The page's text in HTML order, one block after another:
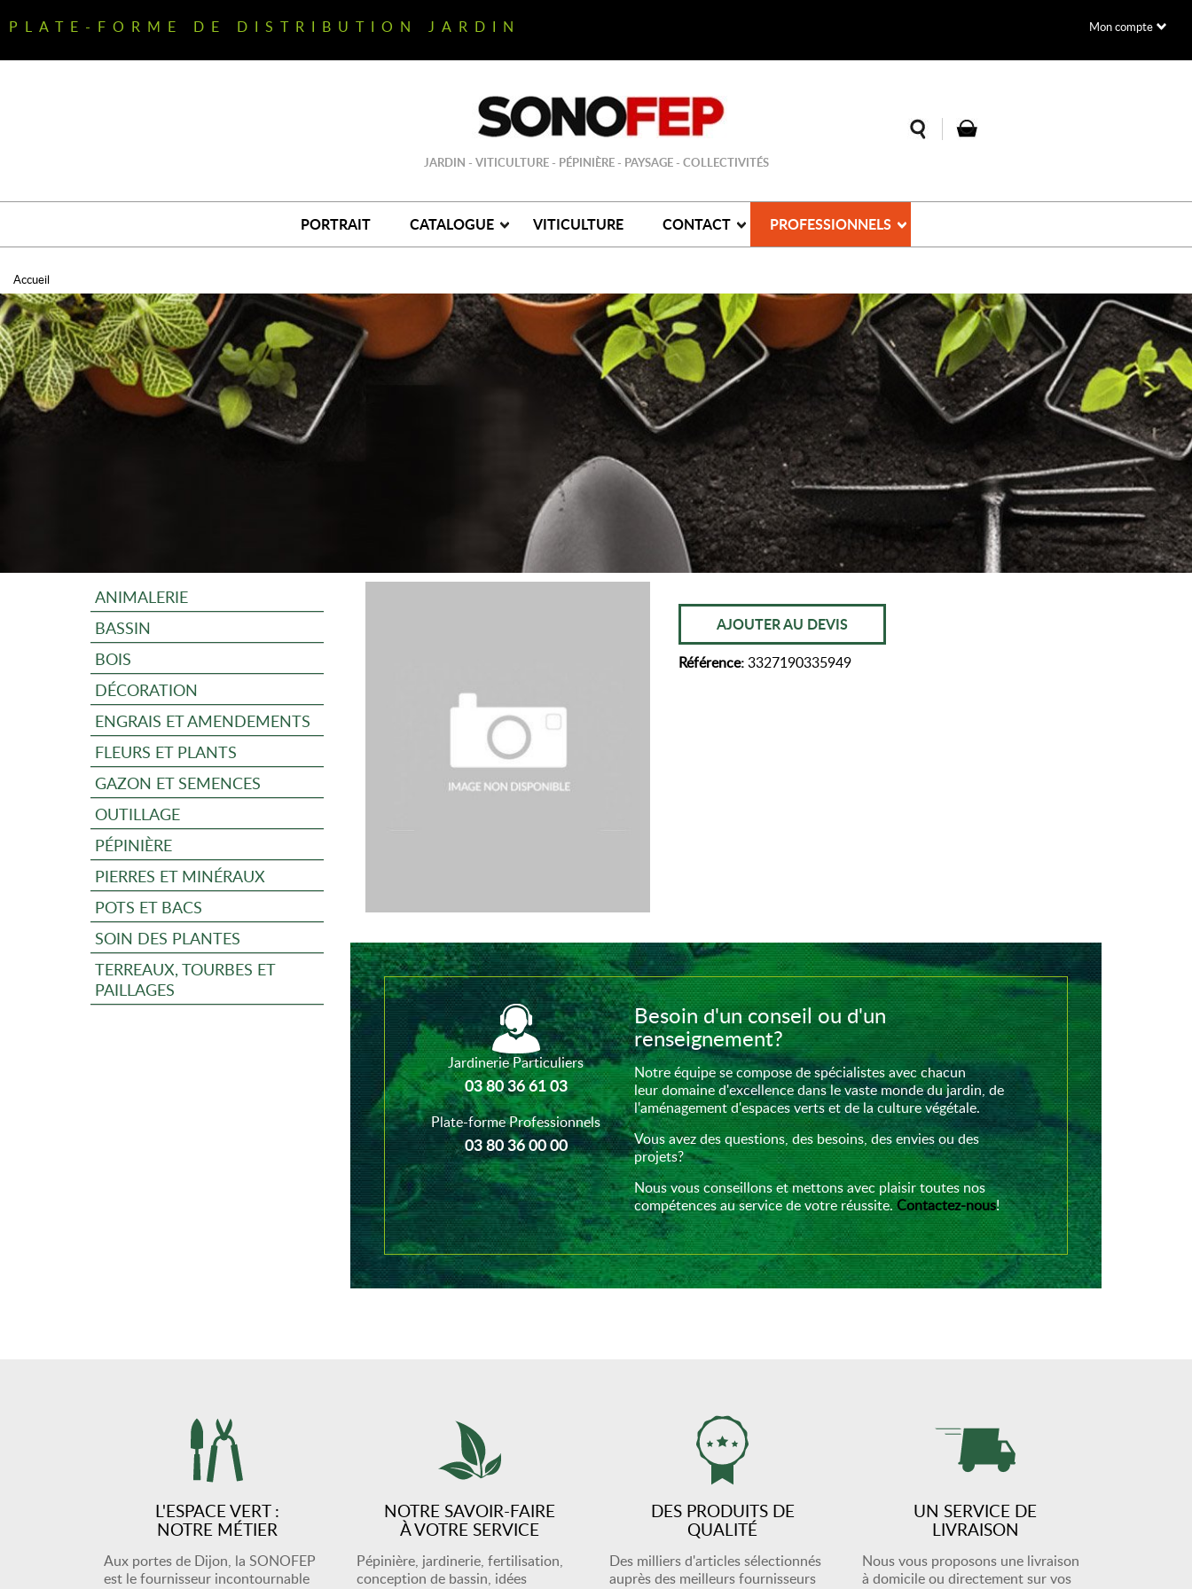
au
principal
PLATE-FORME DE DISTRIBUTION JARDIN Mon compte
JARDIN - VITICULTURE - PÉPINIÈRE - PAYSAGE - COLLECTIVITÉS
PORTRAIT CATALOGUE VITICULTURE CONTACT PROFESSIONNELS
Accueil
AJOUTER AU DEVIS
Référence:3327190335949
Jardinerie Particuliers
03 80 36 61 03
Plate-forme Professionnels
03 80 36 00 00
Besoin d'un conseil ou d'un
renseignement?
Notre équipe se compose de spécialistes avec chacun
leur domaine d'excellence dans le vaste monde du jardin, de
l'aménagement d'espaces verts et de la culture végétale.
Vous avez des questions, des besoins, des envies ou des
projets?
Nous vous conseillons et mettons avec plaisir toutes nos
compétences au service de votre réussite.Contactez-nous!
ANIMALERIE
BASSIN
BOIS
DÉCORATION
ENGRAIS ET AMENDEMENTS
FLEURS ET PLANTS
GAZON ET SEMENCES
OUTILLAGE
PÉPINIÈRE
PIERRES ET MINÉRAUX
POTS ET BACS
SOIN DES PLANTES
TERREAUX, TOURBES ET
PAILLAGES
L'ESPACE VERT :
NOTRE MÉTIER
Aux portes de Dijon, la SONOFEP
est le fournisseur incontournable
NOTRE SAVOIR-FAIRE
À VOTRE SERVICE
Pépinière, jardinerie, fertilisation,
conception de bassin, idées
DES PRODUITS DE
QUALITÉ
Des milliers d'articles sélectionnés
auprès des meilleurs fournisseurs
UN SERVICE DE
LIVRAISON
Nous vous proposons une livraison
à domicile ou directement sur vos